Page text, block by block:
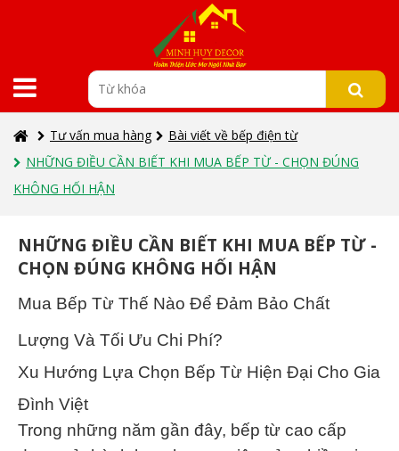
Tư vấn mua hàng
Bài viết về bếp điện từ
NHỮNG ĐIỀU CẦN BIẾT KHI MUA BẾP TỪ - CHỌN ĐÚNG
KHÔNG HỐI HẬN
NHỮNG ĐIỀU CẦN BIẾT KHI MUA BẾP TỪ -
CHỌN ĐÚNG KHÔNG HỐI HẬN
Mua Bếp Từ Thế Nào Để Đảm Bảo Chất
Lượng Và Tối Ưu Chi Phí?
Xu Hướng Lựa Chọn Bếp Từ Hiện Đại Cho Gia
Đình Việt
Trong những năm gần đây, bếp từ cao cấp